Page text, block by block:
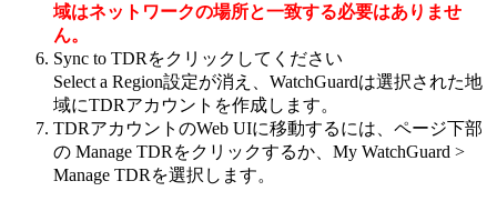
域はネットワークの場所と一致する必要はありませ
ん。
Sync to TDRをクリックしてください
Select a Region設定が消え、WatchGuardは選択された地
域にTDRアカウントを作成します。
TDRアカウントのWeb UIに移動するには、ページ下部
の Manage TDRをクリックするか、My WatchGuard >
Manage TDRを選択します。